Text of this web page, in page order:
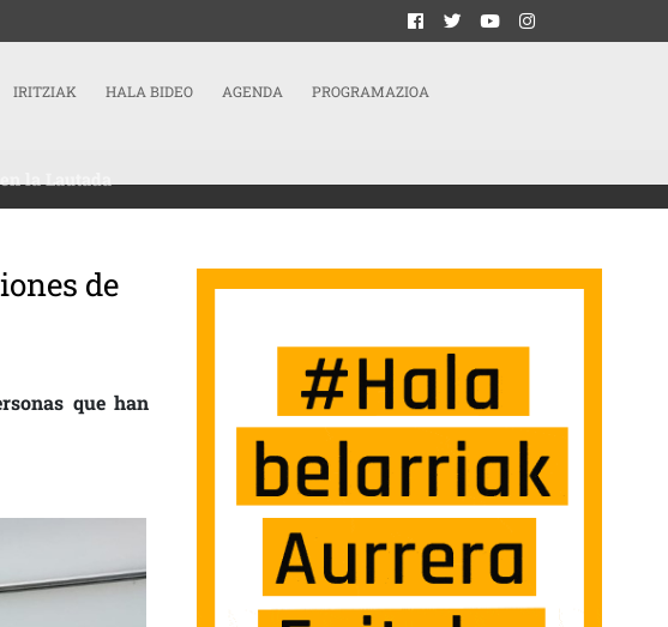
IRITZIAK HALA BIDEO AGENDA PROGRAMAZIOA
la Lautada
de
EN LAS ADJUDICACIONES DE VIVIENDA EN LA LAUTADA
que han